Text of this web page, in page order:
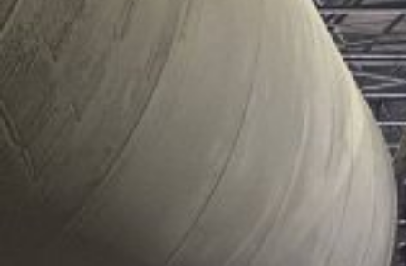
Виды работ:
Монтаж оборудования
Отрасль: